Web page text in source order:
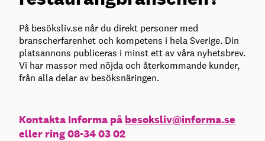
På besöksliv.se når du direkt personer med
branscherfarenhet och kompetens i hela Sverige. Din
platsannons publiceras i minst ett av våra nyhetsbrev.
Vi har massor med nöjda och återkommande kunder,
från alla delar av besöksnäringen.
Kontakta Informa på besoksliv@informa.se
eller ring 08-34 03 02